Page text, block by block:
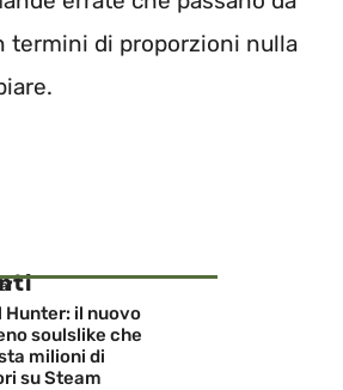
termini di proporzioni nulla
Hunter: il nuovo
soulslike che
milioni di
su Steam